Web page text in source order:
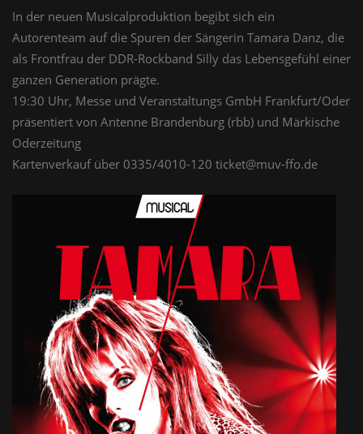
In der neuen Musicalproduktion begibt sich ein
Autorenteam auf die Spuren der Sängerin Tamara Danz, die
als Frontfrau der DDR-Rockband Silly das Lebensgefühl einer
ganzen Generation prägte.
19:30 Uhr, Messe und Veranstaltungs GmbH Frankfurt/Oder
präsentiert von Antenne Brandenburg (rbb) und Märkische
Oderzeitung
Kartenverkauf über 0335/4010-120 ticket@muv-ffo.de